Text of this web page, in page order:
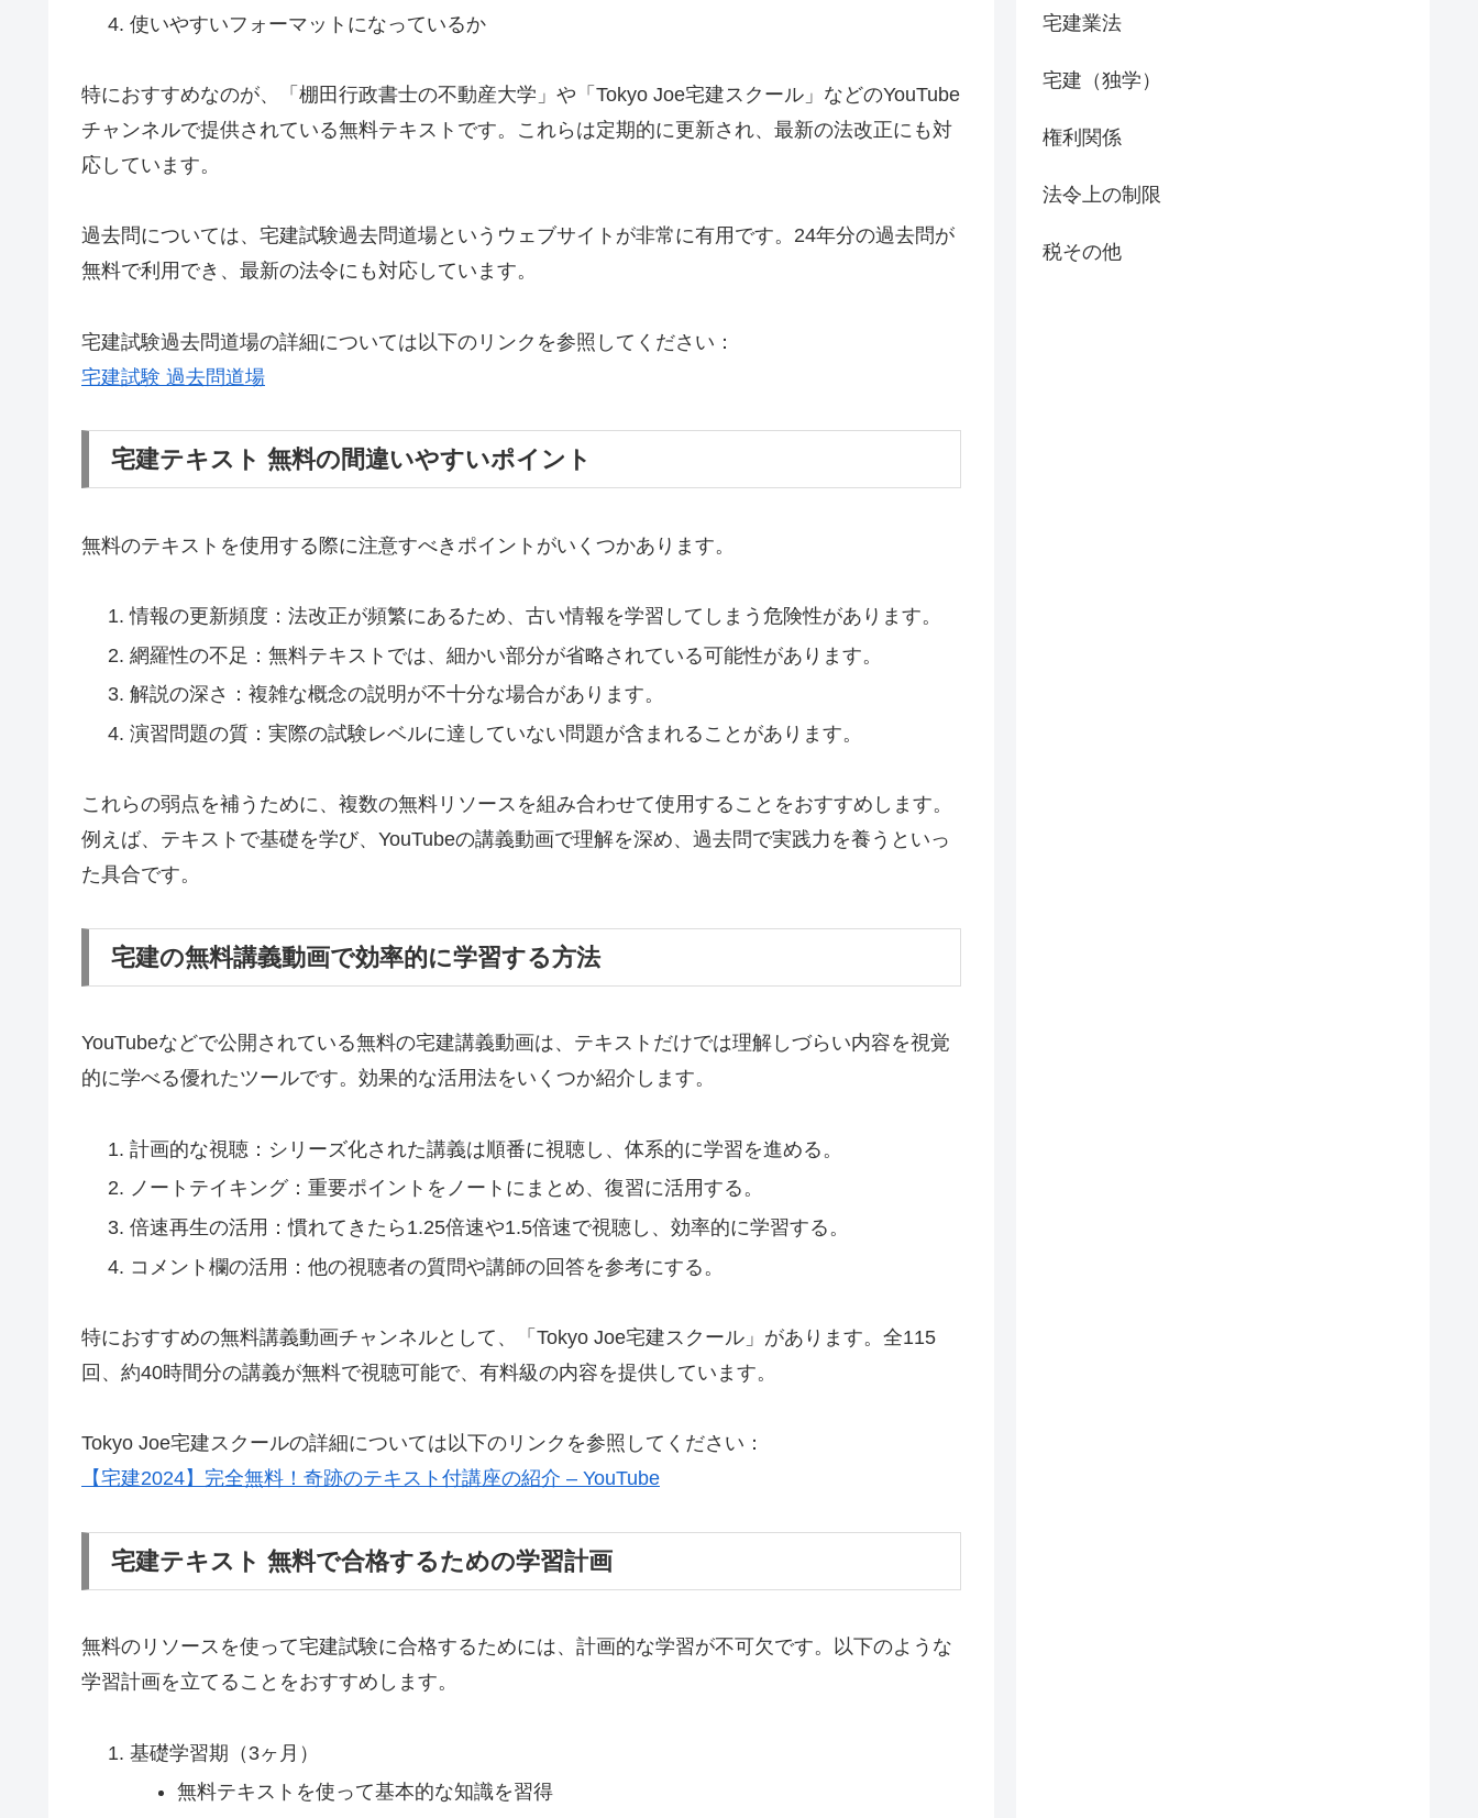
使いやすいフォーマットになっているか
特におすすめなのが、「棚田行政書士の不動産大学」や「Tokyo Joe宅建スクール」などのYouTube
チャンネルで提供されている無料テキストです。これらは定期的に更新され、最新の法改正にも対
応しています。
過去問については、宅建試験過去問道場というウェブサイトが非常に有用です。24年分の過去問が
無料で利用でき、最新の法令にも対応しています。
宅建試験過去問道場の詳細については以下のリンクを参照してください：
宅建試験 過去問道場
宅建テキスト 無料の間違いやすいポイント
無料のテキストを使用する際に注意すべきポイントがいくつかあります。
情報の更新頻度：法改正が頻繁にあるため、古い情報を学習してしまう危険性があります。
網羅性の不足：無料テキストでは、細かい部分が省略されている可能性があります。
解説の深さ：複雑な概念の説明が不十分な場合があります。
演習問題の質：実際の試験レベルに達していない問題が含まれることがあります。
これらの弱点を補うために、複数の無料リソースを組み合わせて使用することをおすすめします。
例えば、テキストで基礎を学び、YouTubeの講義動画で理解を深め、過去問で実践力を養うといっ
た具合です。
宅建の無料講義動画で効率的に学習する方法
YouTubeなどで公開されている無料の宅建講義動画は、テキストだけでは理解しづらい内容を視覚
的に学べる優れたツールです。効果的な活用法をいくつか紹介します。
計画的な視聴：シリーズ化された講義は順番に視聴し、体系的に学習を進める。
ノートテイキング：重要ポイントをノートにまとめ、復習に活用する。
倍速再生の活用：慣れてきたら1.25倍速や1.5倍速で視聴し、効率的に学習する。
コメント欄の活用：他の視聴者の質問や講師の回答を参考にする。
特におすすめの無料講義動画チャンネルとして、「Tokyo Joe宅建スクール」があります。全115
回、約40時間分の講義が無料で視聴可能で、有料級の内容を提供しています。
Tokyo Joe宅建スクールの詳細については以下のリンクを参照してください：
【宅建2024】完全無料！奇跡のテキスト付講座の紹介 – YouTube
宅建テキスト 無料で合格するための学習計画
無料のリソースを使って宅建試験に合格するためには、計画的な学習が不可欠です。以下のような
学習計画を立てることをおすすめします。
基礎学習期（3ヶ月）
無料テキストを使って基本的な知識を習得
宅建業法
宅建（独学）
権利関係
法令上の制限
税その他